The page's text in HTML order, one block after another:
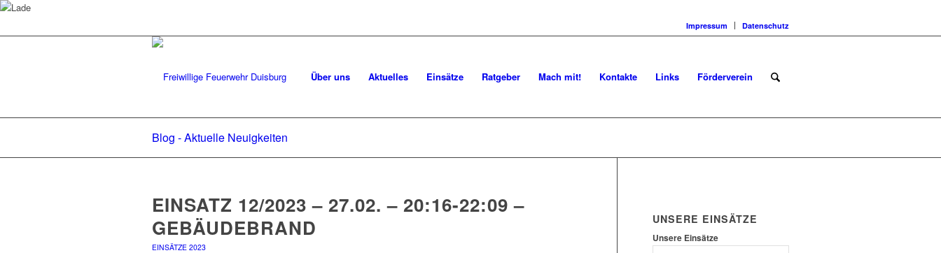
Impressum Datenschutz
Über uns Aktuelles Einsätze Ratgeber Mach mit! Kontakte Links Förderverein
Blog - Aktuelle Neuigkeiten
EINSATZ 12/2023 – 27.02. – 20:16-22:09 –
GEBÄUDEBRAND
EINSÄTZE 2023
UNSERE EINSÄTZE
Unsere Einsätze